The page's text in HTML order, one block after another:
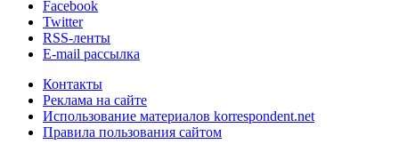
Facebook
Twitter
RSS-ленты
E-mail рассылка
Контакты
Реклама на сайте
Использование материалов korrespondent.net
Правила пользования сайтом